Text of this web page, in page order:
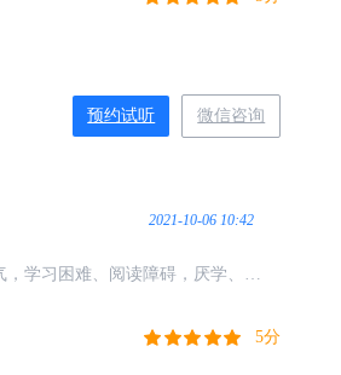
预约试听 微信咨询
2021-10-06 10:42
学习困难、阅读障碍，厌学、不
5分